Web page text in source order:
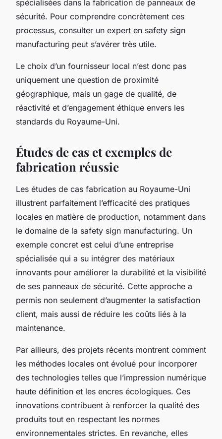
spécialisées dans la fabrication de panneaux de
sécurité. Pour comprendre concrètement ces
processus, consulter un expert en safety sign
manufacturing peut s’avérer très utile.
Le choix d’un fournisseur local n’est donc pas
uniquement une question de proximité
géographique, mais un gage de qualité, de
réactivité et d’engagement éthique envers les
standards du Royaume-Uni.
Études de cas et exemples de
fabrication réussie
Les études de cas fabrication au Royaume-Uni
illustrent parfaitement l’efficacité des pratiques
locales en matière de production, notamment dans
le domaine de la safety sign manufacturing. Un
exemple concret est celui d’une entreprise
spécialisée qui a su intégrer des matériaux
innovants pour améliorer la durabilité et la visibilité
de ses panneaux de sécurité. Cette approche a
permis non seulement d’augmenter la satisfaction
client, mais aussi de réduire les coûts liés à la
maintenance.
Par ailleurs, des projets récents montrent comment
les méthodes locales ont évolué pour incorporer
des technologies telles que l’impression numérique
haute définition et les encres écologiques. Ces
innovations contribuent à renforcer la qualité des
produits tout en respectant les normes
environnementales strictes. En revanche, elles